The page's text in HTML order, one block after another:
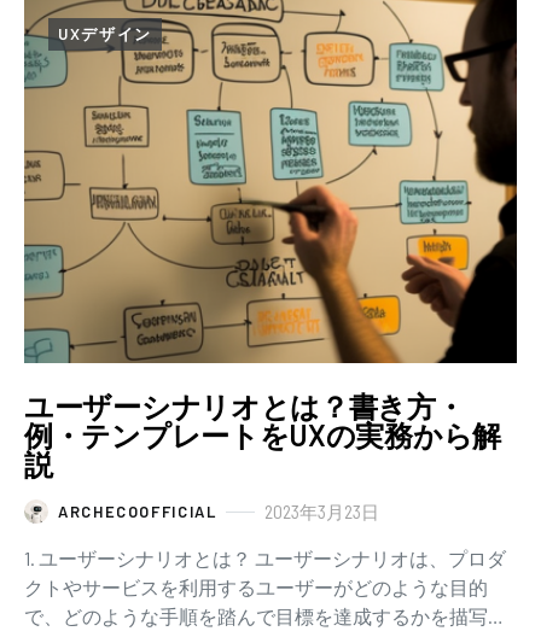
UXデザイン
ユーザーシナリオとは？書き方・
例・テンプレートをUXの実務から解
説
ARCHECOOFFICIAL 2023年3月23日
1. ユーザーシナリオとは？ ユーザーシナリオは、プロダ
クトやサービスを利用するユーザーがどのような目的
で、どのような手順を踏んで目標を達成するかを描写し